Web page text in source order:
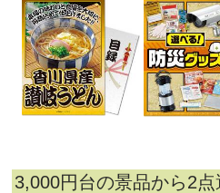
3,000円台の景品から2